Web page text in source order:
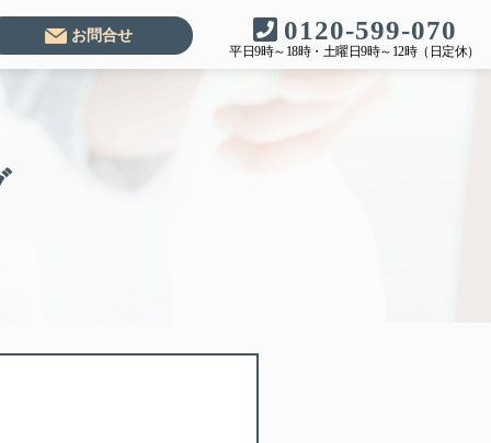
お問合せ 0120-599-070
平日9時～18時・土曜日9時～12時（日定休）